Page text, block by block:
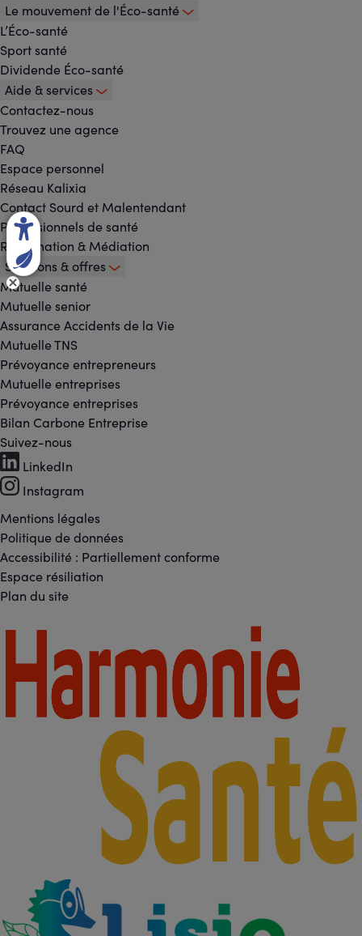
Le mouvement de l'Éco-santé
L’Éco-santé
Sport santé
Dividende Éco-santé
Aide & services
Contactez-nous
Trouvez une agence
FAQ
Espace personnel
Réseau Kalixia
Contact Sourd et Malentendant
Professionnels de santé
Réclamation & Médiation
Solutions & offres
Mutuelle santé
Mutuelle senior
Assurance Accidents de la Vie
Mutuelle TNS
Prévoyance entrepreneurs
Mutuelle entreprises
Prévoyance entreprises
Bilan Carbone Entreprise
Footer
-
Réseaux
sociaux
Suivez-nous
LinkedIn
Instagram
Footer
-
Liens
légaux
Mentions légales
Politique de données
Accessibilité : Partiellement conforme
Espace résiliation
Plan du site
Footer
Partenaires